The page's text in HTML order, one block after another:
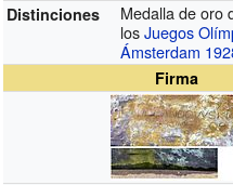
Distinciones
Medalla de oro
losJuegos
Ámsterdam
Firma